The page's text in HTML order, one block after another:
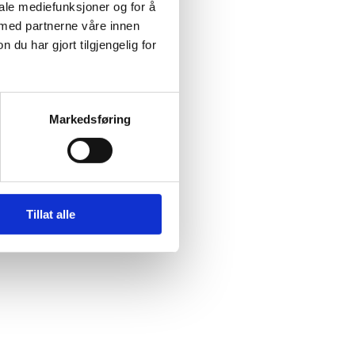
mediefunksjoner og for å
partnerne våre innen
du har gjort tilgjengelig for
Markedsføring
Tillat alle